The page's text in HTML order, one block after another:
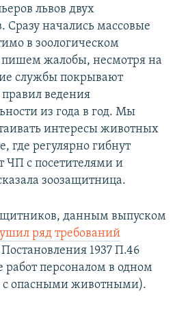
львов двух
начались массовые
в зоологическом
жалобы, несмотря на
службы покрывают
ведения
из года в год. Мы
интересы животных
где регулярно гибнут
ЧП с посетителями и
зоозащитница.
данным выпуском
ряд требований
1937 П.46
работ персоналом в одном
опасными животными).